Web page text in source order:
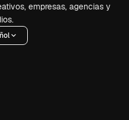
empresas, agencias y